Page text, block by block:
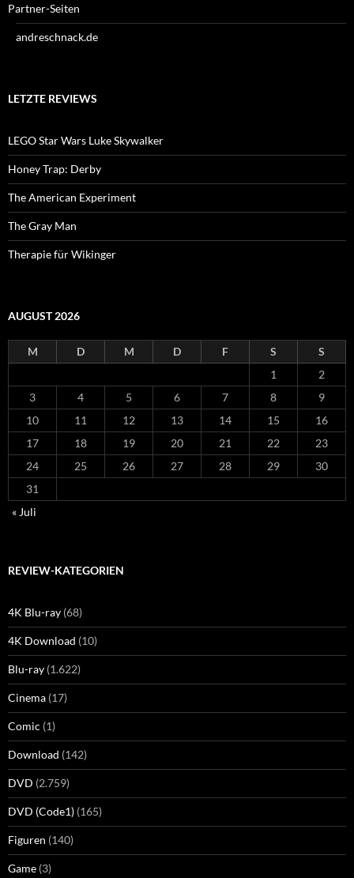
Partner-Seiten
andreschnack.de
LETZTE REVIEWS
LEGO Star Wars Luke Skywalker
Honey Trap: Derby
The American Experiment
The Gray Man
Therapie für Wikinger
AUGUST 2026
M D M D F S
S
1
2
3
4 5 6 7 8
9
10
11 12 13 14 15
16
17
18 19 20 21 22
23
24
25 26 27 28 29
30
31
« Juli
REVIEW-KATEGORIEN
4K Blu-ray (68)
4K Download (10)
Blu-ray (1.622)
Cinema (17)
Comic (1)
Download (142)
DVD (2.759)
DVD (Code1) (165)
Figuren (140)
Game (3)